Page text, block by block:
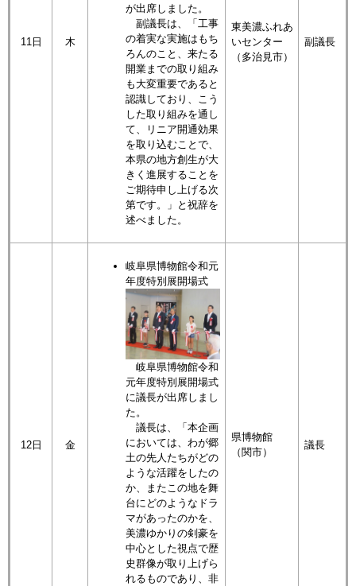
11日 木
が出席しました。
副議長は、「工事
の着実な実施はもち
ろんのこと、来たる
開業までの取り組み
も大変重要であると
認識しており、こう
した取り組みを通し
て、リニア開通効果
を取り込むことで、
本県の地方創生が大
きく進展することを
ご期待申し上げる次
第です。」と祝辞を
述べました。
東美濃ふれあ
いセンター
（多治見市）
副議長
12日 金
岐阜県博物館令和元
年度特別展開場式
岐阜県博物館令和
元年度特別展開場式
に議長が出席しまし
た。
議長は、「本企画
においては、わが郷
土の先人たちがどの
ような活躍をしたの
か、またこの地を舞
台にどのようなドラ
マがあったのかを、
美濃ゆかりの剣豪を
中心とした視点で歴
史群像が取り上げら
れるものであり、非
県博物館
（関市）
議長